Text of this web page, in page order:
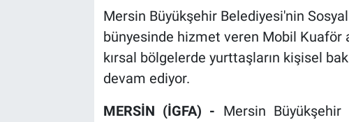
Mersin Büyükşehir Belediyesi'nin
bünyesinde hizmet veren Mobil Kuaför
kırsal bölgelerde yurttaşların kişisel
devam ediyor.
MERSİN (İGFA) - Mersin